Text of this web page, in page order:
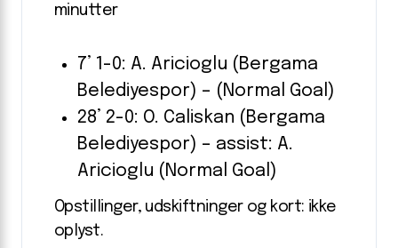
minutter
7’ 1-0: A. Aricioglu (Bergama
Belediyespor) – (Normal Goal)
28’ 2-0: O. Caliskan (Bergama
Belediyespor) – assist: A.
Aricioglu (Normal Goal)
Opstillinger, udskiftninger og kort: ikke
oplyst.